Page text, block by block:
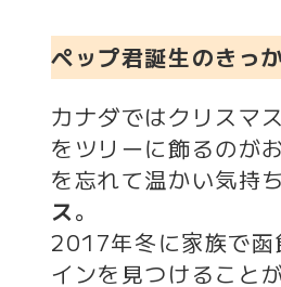
ペップ君誕生のきっ
カナダではクリスマ
をツリーに飾るのが
を忘れて温かい気持
ス。
2017年冬に家族で函
インを見つけること